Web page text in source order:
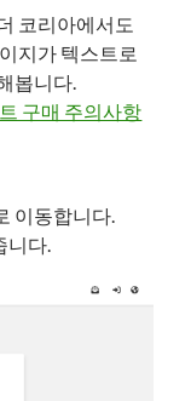
코리아에서도
지가 텍스트로
봅니다.
구매 주의사항
이동합니다.
니다.